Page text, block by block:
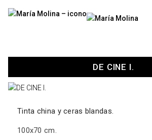
DE CINE I.
Tinta china y ceras blandas.
100x70 cm.